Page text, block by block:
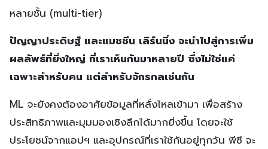
หลายชั้น (multi-tier)
ปัญญาประดิษฐ์ และแมชชีน เลิร์นนิ่ง จะนำไปสู่การเพิ่ม
ผลลัพธ์ที่ยิ่งใหญ่ ที่เราเห็นกันมาหลายปี ซึ่งไม่ใช่แค่
เฉพาะสำหรับคน แต่สำหรับจักรกลเช่นกัน
ML จะยังคงต้องอาศัยข้อมูลที่หลั่งไหลเข้ามา เพื่อสร้าง
ประสิทธิภาพและมุมมองเชิงลึกได้มากยิ่งขึ้น โดยจะใช้
ประโยชน์จากแอปฯ และอุปกรณ์ที่เราใช้กันอยู่ทุกวัน พีซี จะ